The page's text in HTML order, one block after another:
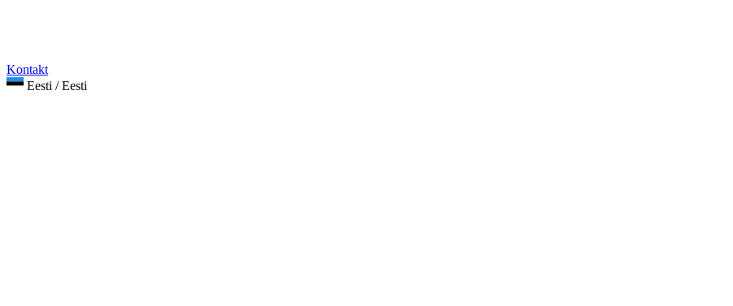
Kontakt
Eesti / Eesti